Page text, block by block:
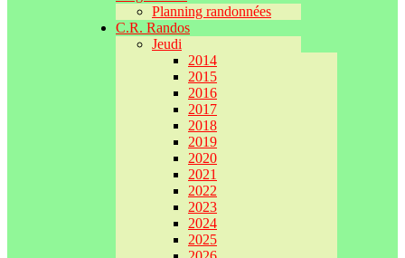
Planning randonnées
C.R. Randos
Jeudi
2014
2015
2016
2017
2018
2019
2020
2021
2022
2023
2024
2025